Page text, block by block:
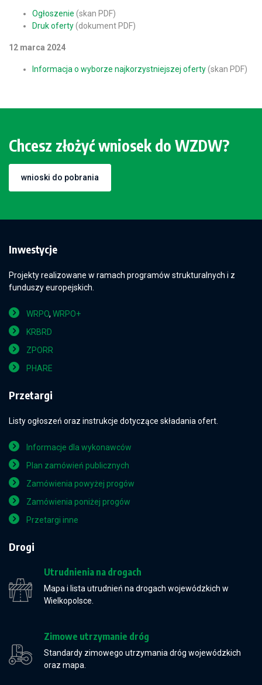
Ogłoszenie (skan PDF)
Druk oferty(dokument PDF)
12 marca 2024
Informacja o wyborze najkorzystniejszej oferty(skan PDF)
Chcesz złożyć wniosek do WZDW?
wnioski do pobrania
Inwestycje
Projekty realizowane w ramach programów strukturalnych i z
funduszy europejskich.
WRPO, WRPO+
KRBRD
ZPORR
PHARE
Przetargi
Listy ogłoszeń oraz instrukcje dotyczące składania ofert.
Informacje dla wykonawców
Plan zamówień publicznych
Zamówienia powyżej progów
Zamówienia poniżej progów
Przetargi inne
Drogi
Utrudnienia na drogach
Mapa i lista utrudnień na drogach wojewódzkich w
Wielkopolsce.
Zimowe utrzymanie dróg
Standardy zimowego utrzymania dróg wojewódzkich
oraz mapa.